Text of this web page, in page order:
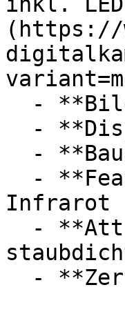
(https://
Infrarot